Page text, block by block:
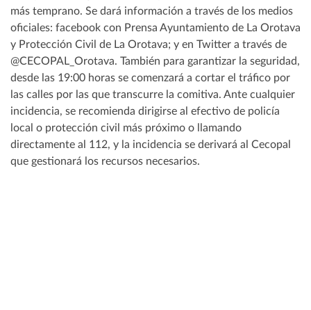
más temprano. Se dará información a través de los medios
oficiales: facebook con Prensa Ayuntamiento de La Orotava
y Protección Civil de La Orotava; y en Twitter a través de
@CECOPAL_Orotava. También para garantizar la seguridad,
desde las 19:00 horas se comenzará a cortar el tráfico por
las calles por las que transcurre la comitiva. Ante cualquier
incidencia, se recomienda dirigirse al efectivo de policía
local o protección civil más próximo o llamando
directamente al 112, y la incidencia se derivará al Cecopal
que gestionará los recursos necesarios.